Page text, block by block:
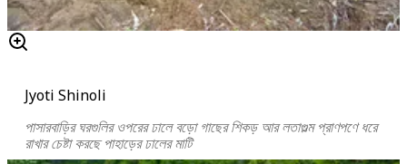
Jyoti Shinoli
পাসারবাড়ির ঘরগুলির ওপরের ঢালে বড়ো গাছের শিকড় আর লতাগুল্ম প্রাণপণে ধরে
রাখার চেষ্টা করছে পাহাড়ের ঢালের মাটি